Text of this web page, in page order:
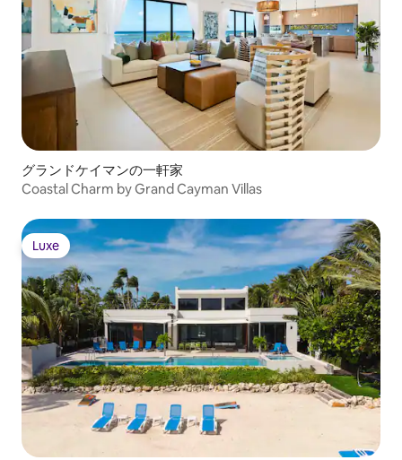
グランドケイマンの一軒家
Coastal Charm by Grand Cayman Villas
Luxe
Luxe